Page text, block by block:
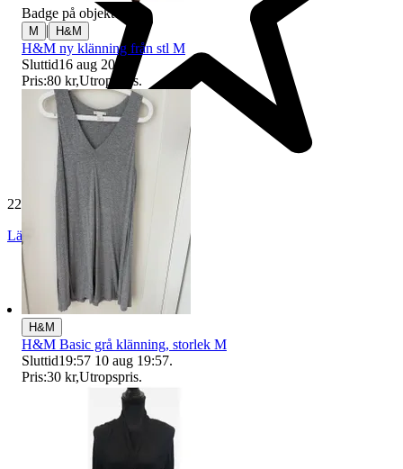
229 699 omdömen
Läs omdömen
Badge på objektet:
M | H&M
H&M ny klänning från stl M
Sluttid16 aug 20:32
Pris:80 kr,Utropspris.
H&M
H&M Basic grå klänning, storlek M
Sluttid19:57 10 aug 19:57.
Pris:30 kr,Utropspris.